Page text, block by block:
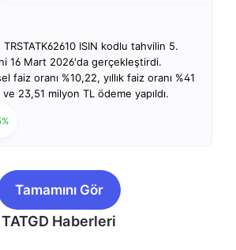
TRSTATK62610 ISIN kodlu tahvilin 5.
16 Mart 2026'da gerçekleştirdi.
faiz oranı %10,22, yıllık faiz oranı %41
23,51 milyon TL ödeme yapıldı.
Tamamını Gör
TATGD Haberleri